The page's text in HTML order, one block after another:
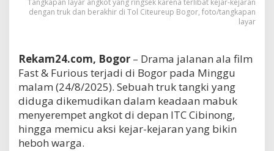
Tangkapan layar angkot yang ringsek karena terlibat kejar-kejaran
dengan truk dan berakhir di Tol Citeureup Bogor, foto/tangkapan
layar
Rekam24.com, Bogor – Drama jalanan ala film
Fast & Furious terjadi di Bogor pada Minggu
malam (24/8/2025). Sebuah truk tangki yang
diduga dikemudikan dalam keadaan mabuk
menyerempet angkot di depan ITC Cibinong,
hingga memicu aksi kejar-kejaran yang bikin
heboh warga.